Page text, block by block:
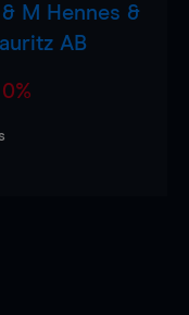
& M Hennes &
AB
0%